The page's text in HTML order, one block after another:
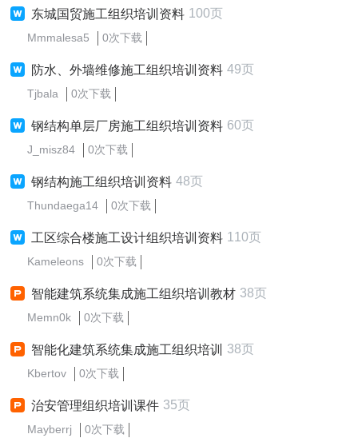
东城国贸施工组织培训资料 100页
Mmmalesa5 0次下载
防水、外墙维修施工组织培训资料 49页
Tjbala 0次下载
钢结构单层厂房施工组织培训资料 60页
J_misz84 0次下载
钢结构施工组织培训资料 48页
Thundaega14 0次下载
工区综合楼施工设计组织培训资料 110页
Kameleons 0次下载
智能建筑系统集成施工组织培训教材 38页
Memn0k 0次下载
智能化建筑系统集成施工组织培训 38页
Kbertov 0次下载
治安管理组织培训课件 35页
Mayberrj 0次下载